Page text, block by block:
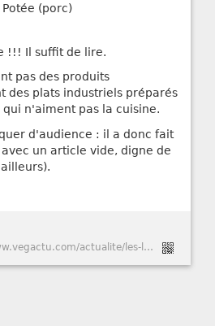
(porc)
!!! Il suffit de lire.
pas des produits
des plats industriels préparés
n'aiment pas la cuisine.
d'audience : il a donc fait
un article vide, digne de
http://www.vegactu.com/actualite/les-legumes-bonduelle-contiennent-des-aromes-de-viande-19652/